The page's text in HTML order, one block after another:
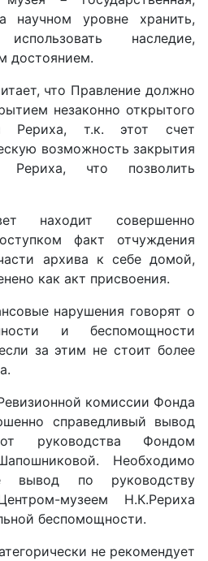
научном уровне хранить,
наследие,
достоянием.
что Правление должно
незаконно открытого
Рериха, т.к. этот счет
возможность закрытия
Рериха, что позволить
находит совершенно
факт отчуждения
архива к себе домой,
как акт присвоения.
нарушения говорят о
и беспомощности
за этим не стоит более
комиссии Фонда
справедливый вывод
руководства Фондом
Необходимо
вывод по руководству
музеем Н.К.Рериха
беспомощности.
не рекомендует